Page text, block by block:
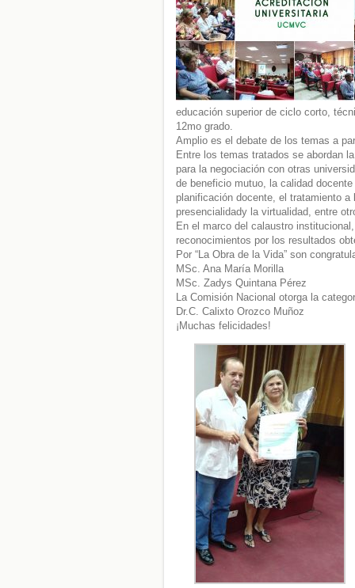
educación superior de ciclo corto,
12mo grado.
Amplio es el debate de los temas a
Entre los temas tratados se abordan
para la negociación con otras
de beneficio mutuo, la calidad
planificación docente, el tratamiento
presencialidady la virtualidad, entre
En el marco del calaustro
reconocimientos por los resultados
Por “La Obra de la Vida” son
MSc. Ana María Morilla
MSc. Zadys Quintana Pérez
La Comisión Nacional otorga la
Dr.C. Calixto Orozco Muñoz
¡Muchas felicidades!